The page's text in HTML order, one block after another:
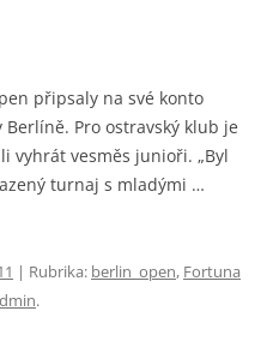
připsaly na své konto
Pro ostravský klub je
vyhrát vesměs junioři. „Byl
turnaj s mladými …
| Rubrika: berlin_open, Fortuna
.